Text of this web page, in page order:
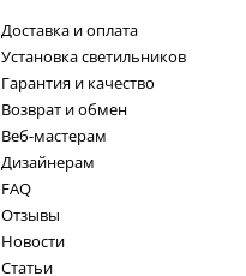
Доставка и оплата
Установка светильников
Гарантия и качество
Возврат и обмен
Веб-мастерам
Дизайнерам
FAQ
Отзывы
Новости
Статьи